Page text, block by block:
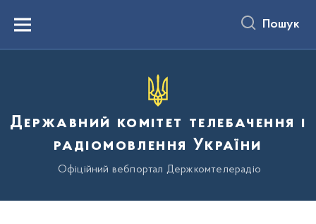
вмістуMenu Пошук
Державний комітет телебачення і
радіомовлення України
Офіційний вебпортал Держкомтелерадіо